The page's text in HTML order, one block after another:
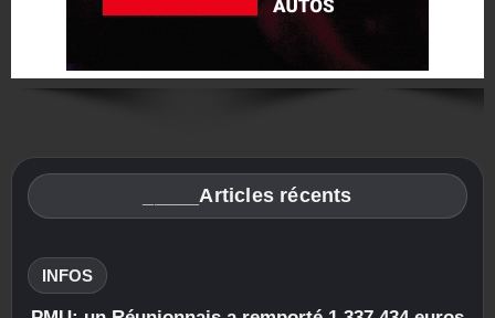
_____Articles récents
INFOS